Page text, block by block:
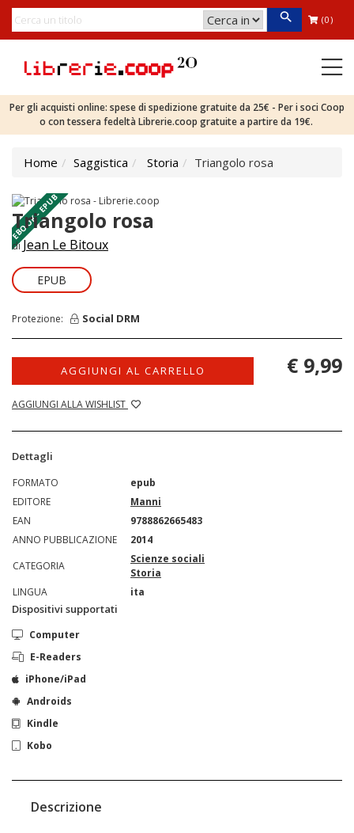
(0)
Per gli acquisti online: spese di spedizione gratuite da 25€ - Per i soci Coop
o con tessera fedeltà Librerie.coop gratuite a partire da 19€.
Home Saggistica Storia Triangolo rosa
EBOOK - EPUB
Triangolo rosa
diJean Le Bitoux
EPUB
Protezione: Social DRM
AGGIUNGI AL CARRELLO
AGGIUNGI ALLA WISHLIST
€ 9,99
Dettagli
FORMATO
epub
EDITORE
Manni
EAN
9788862665483
ANNO PUBBLICAZIONE
2014
CATEGORIA
Scienze sociali
Storia
LINGUA
ita
Dispositivi supportati
Computer
E-Readers
iPhone/iPad
Androids
Kindle
Kobo
Descrizione